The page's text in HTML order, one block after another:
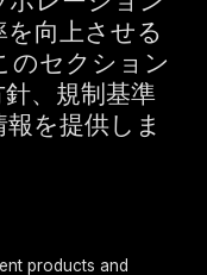
向上させる
のセクション
、規制基準
を提供しま
products and